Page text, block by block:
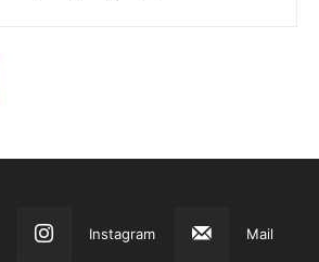
Instagram Mail